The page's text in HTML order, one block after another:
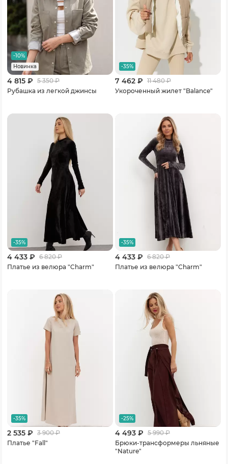
-10%
Новинка
4 815 ₽ 5 350₽
Рубашка из легкой джинсы
-35%
7 462 ₽ 11 480₽
Укороченный жилет "Balance"
-35%
4 433 ₽ 6 820₽
Платье из велюра "Charm"
-35%
4 433 ₽ 6 820₽
Платье из велюра "Charm"
-35%
2 535 ₽ 3 900₽
Платье "Fall"
-25%
4 493 ₽ 5 990₽
Брюки-трансформеры льняные
"Nature"